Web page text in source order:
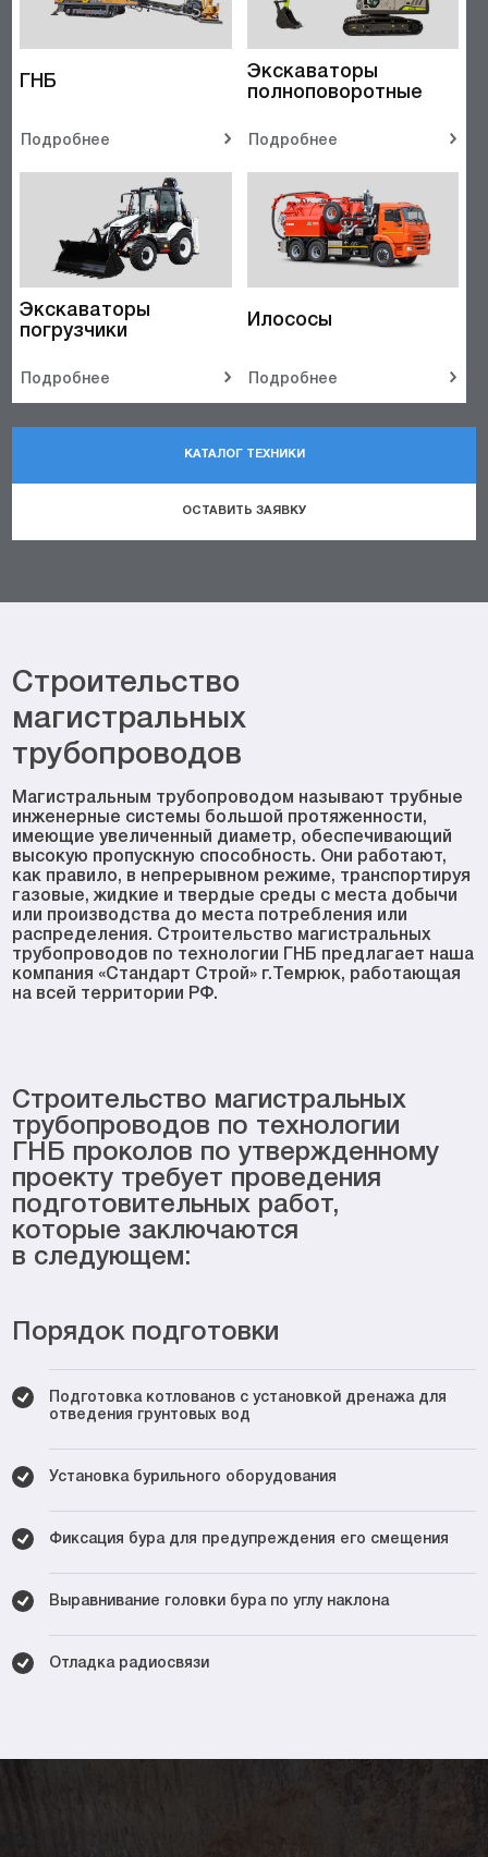
КАТАЛОГ ТЕХНИКИ
ОСТАВИТЬ ЗАЯВКУ
ГНБ
Подробнее
Экскаваторы
полноповоротные
Подробнее
Экскаваторы
погрузчики
Подробнее
Илососы
Подробнее
Строительство
магистральных
трубопроводов
Магистральным трубопроводом называют трубные
инженерные системы большой протяженности,
имеющие увеличенный диаметр, обеспечивающий
высокую пропускную способность. Они работают,
как правило, в непрерывном режиме, транспортируя
газовые, жидкие и твердые среды с места добычи
или производства до места потребления или
распределения. Строительство магистральных
трубопроводов по технологии ГНБ предлагает наша
компания «Стандарт Строй» г.Темрюк, работающая
на всей территории РФ.
Строительство магистральных
трубопроводов по технологии
ГНБ проколов по утвержденному
проекту требует проведения
подготовительных работ,
которые заключаются
в следующем:
Порядок подготовки
Подготовка котлованов с установкой дренажа для
отведения грунтовых вод
Установка бурильного оборудования
Фиксация бура для предупреждения его смещения
Выравнивание головки бура по углу наклона
Отладка радиосвязи